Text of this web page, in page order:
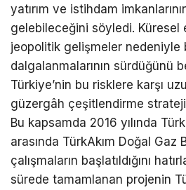
yatırım ve istihdam
gelebileceğini söyledi. Küresel
jeopolitik gelişmeler
dalgalanmalarının sürdüğünü
Türkiye’nin bu risklere karşı
güzergâh çeşitlendirme
Bu kapsamda 2016 yılında
arasında TürkAkım Doğal Gaz
çalışmaların başlatıldığını
sürede tamamlanan projenin